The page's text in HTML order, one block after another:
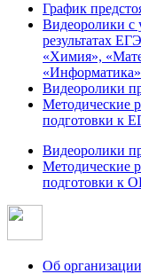
График
Видеоролики с
результатах
«Химия»,
«Информатика»
Видеоролики
Методические
подготовки к
Видеоролики
Методические
подготовки к
Об организации